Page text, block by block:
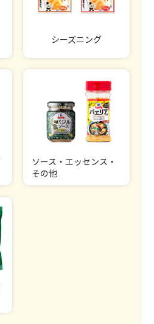
シーズニング
ソース・エッセンス・
その他